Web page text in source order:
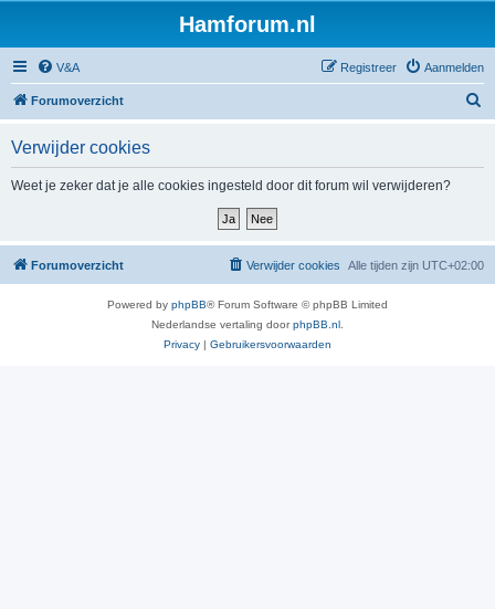
Hamforum.nl
V&A Aanmelden
Registreer
Forumoverzicht
Verwijder cookies
Weet je zeker dat je alle cookies ingesteld door dit forum wil verwijderen?
Forumoverzicht Alle tijden zijn UTC+02:00
Verwijder cookies
Powered by phpBB® Forum Software © phpBB Limited
Nederlandse vertaling doorphpBB.nl
Privacy | Gebruikersvoorwaarden